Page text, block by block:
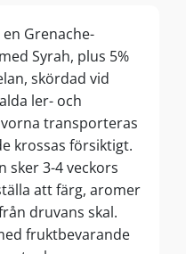
Grenache-
Syrah, plus 5%
skördad vid
ler- och
transporteras
krossas försiktigt.
sker 3-4 veckors
att färg, aromer
druvans skal.
fruktbevarande